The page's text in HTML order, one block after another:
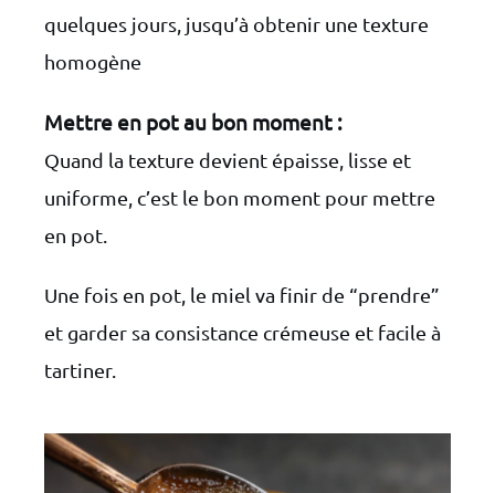
quelques jours, jusqu’à obtenir une texture
homogène
Mettre en pot au bon moment :
Quand la texture devient épaisse, lisse et
uniforme, c’est le bon moment pour mettre
en pot.
Une fois en pot, le miel va finir de “prendre”
et garder sa consistance crémeuse et facile à
tartiner.